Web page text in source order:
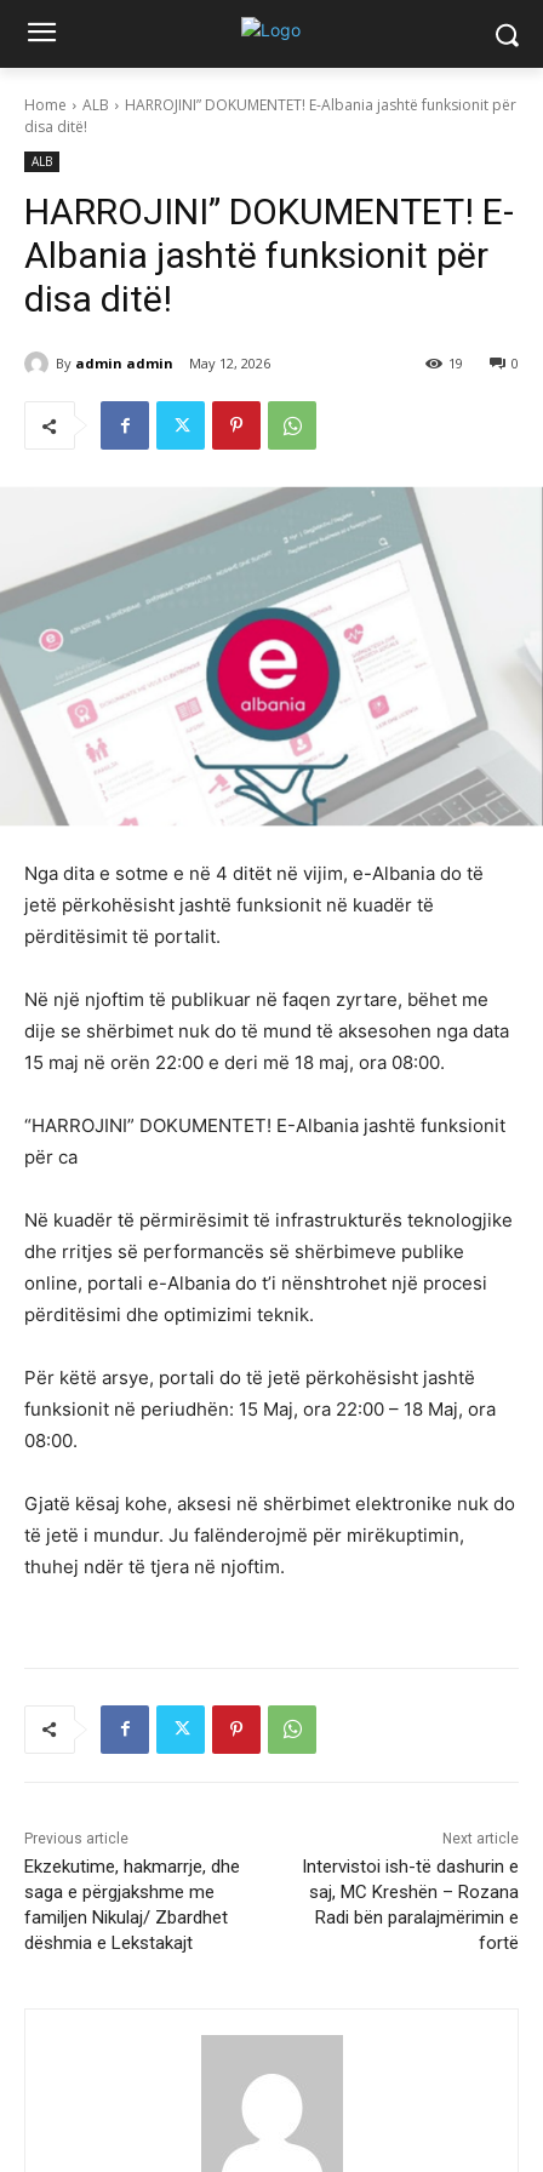
Home ALB
HARROJINI” DOKUMENTET! E-Albania jashtë funksionit për
disa ditë!
ALB
HARROJINI” DOKUMENTET! E-
Albania jashtë funksionit për
disa ditë!
By admin admin May 12, 2026 0
19
Nga dita e sotme e në 4 ditët në vijim, e-Albania do të
jetë përkohësisht jashtë funksionit në kuadër të
përditësimit të portalit.
Në një njoftim të publikuar në faqen zyrtare, bëhet me
dije se shërbimet nuk do të mund të aksesohen nga data
15 maj në orën 22:00 e deri më 18 maj, ora 08:00.
“HARROJINI” DOKUMENTET! E-Albania jashtë funksionit
për ca
Në kuadër të përmirësimit të infrastrukturës teknologjike
dhe rritjes së performancës së shërbimeve publike
online, portali e-Albania do t’i nënshtrohet një procesi
përditësimi dhe optimizimi teknik.
Për këtë arsye, portali do të jetë përkohësisht jashtë
funksionit në periudhën: 15 Maj, ora 22:00 – 18 Maj, ora
08:00.
Gjatë kësaj kohe, aksesi në shërbimet elektronike nuk do
të jetë i mundur. Ju falënderojmë për mirëkuptimin,
thuhej ndër të tjera në njoftim.
Previous article
Ekzekutime, hakmarrje, dhe
saga e përgjakshme me
familjen Nikulaj/ Zbardhet
dëshmia e Lekstakajt
Next article
Intervistoi ish-të dashurin e
saj, MC Kreshën – Rozana
Radi bën paralajmërimin e
fortë